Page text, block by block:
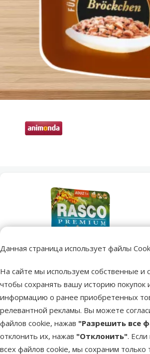
Данная страница использует файлы
На сайте мы используем собственные и
чтобы сохранять вашу историю покупок
информацию о ранее приобретенных
релевантной рекламы. Вы можете
файлов cookie, нажав "Разрешить все
отклонить их, нажав "Отклонить".
всех файлов cookie, мы сохраним только
Консервы для кошек – Rasco
Premium Cat Pouch Adult, Turkey
Buckthorn in Gravy, 85 г
Оценка 0%
Цена
0,69 €
марка